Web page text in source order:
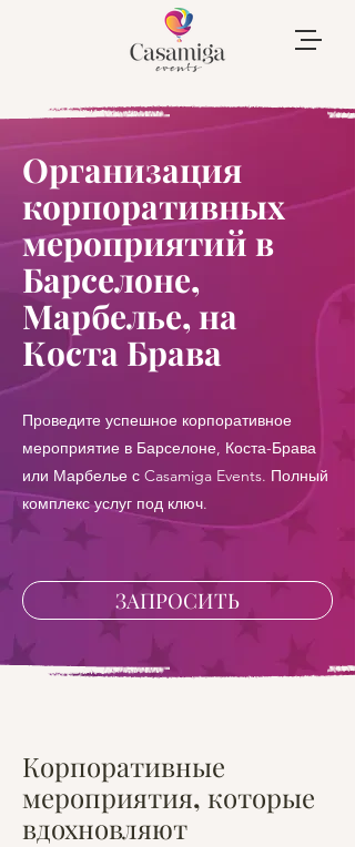
Организация
корпоративных
мероприятий в
Барселоне,
Марбелье, на
Коста Брава
Проведите успешное корпоративное
мероприятие в Барселоне, Коста-Брава
или Марбелье с Casamiga Events. Полный
комплекс услуг под ключ.
ЗАПРОСИТЬ
Корпоративные
мероприятия, которые
вдохновляют